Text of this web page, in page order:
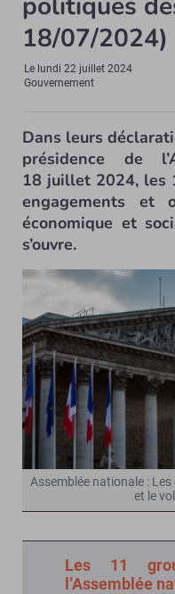
18/07/2024)
Le lundi 22 juillet 2024
Gouvernement
Dans leurs
présidence de
18 juillet 2024, les
engagements et
économique et
s’ouvre.
Assemblée nationale :
et le
Les 11
l’Assemblée